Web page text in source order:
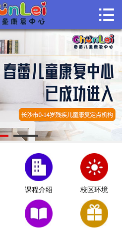
关于我们
课程介绍
课堂风采
师资团队
机构动态
联系我们

课程介绍 校区环境